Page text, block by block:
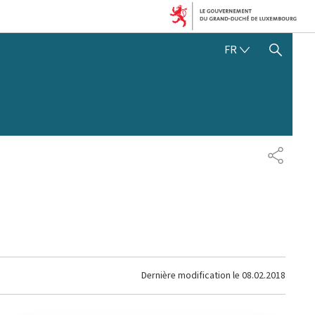
FRFRANÇAIS
AFFICHER / MASQUER
Dernière modification le 08.02.2018